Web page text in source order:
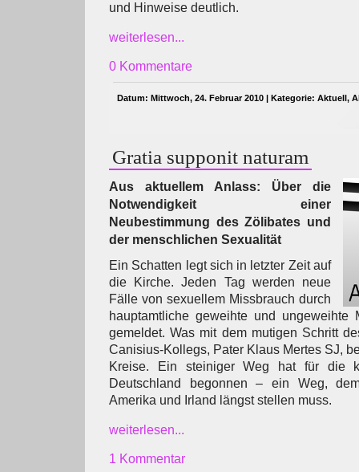
und Hinweise deutlich.
weiterlesen...
0 Kommentare
Datum: Mittwoch, 24. Februar 2010 | Kategorie: Aktuell,
Gratia supponit naturam
Aus aktuellem Anlass: Über die
Notwendigkeit einer
Neubestimmung des Zölibates und
der menschlichen Sexualität
Ein Schatten legt sich in letzter Zeit auf
die Kirche. Jeden Tag werden neue
Fälle von sexuellem Missbrauch durch
hauptamtliche geweihte und ungeweihte
gemeldet. Was mit dem mutigen Schritt
Canisius-Kollegs, Pater Klaus Mertes SJ,
Kreise. Ein steiniger Weg hat für die
Deutschland begonnen – ein Weg,
Amerika und Irland längst stellen muss.
weiterlesen...
1 Kommentar